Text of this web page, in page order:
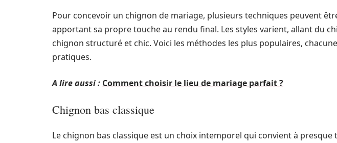
Pour concevoir un chignon de mariage, plusieurs techniques peuvent
apportant sa propre touche au rendu final. Les styles varient, allant du
chignon structuré et chic. Voici les méthodes les plus populaires,
pratiques.
A lire aussi : Comment choisir le lieu de mariage parfait ?
Chignon bas classique
Le chignon bas classique est un choix intemporel qui convient à presque